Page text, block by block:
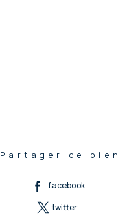
Partager ce bien
facebook
twitter